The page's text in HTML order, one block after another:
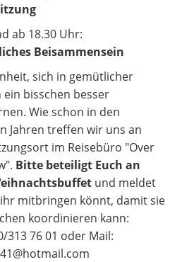
ab 18.30 Uhr:
Beisammensein
sich in gemütlicher
ein bisschen besser
Wie schon in den
Jahren treffen wir uns an
im Reisebüro "Over
Bitte beteiligt Euch an
und meldet
ihr mitbringen könnt, damit sie
koordinieren kann:
313 76 01 oder Mail: